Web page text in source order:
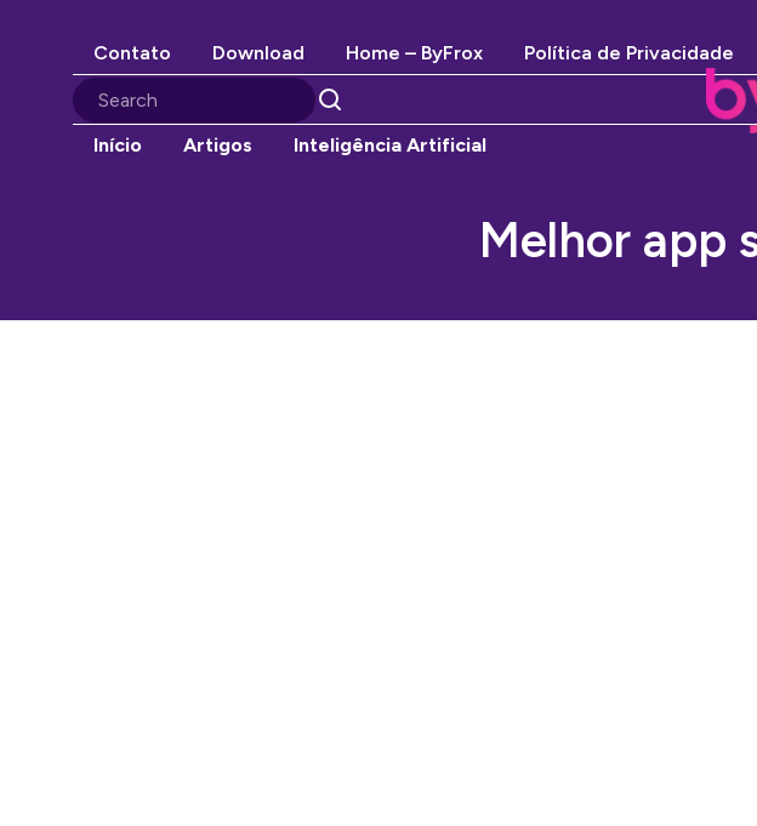
Contato Download Home – ByFrox Política de Privacidade
Início
Artigos Inteligência Artificial
Melhor app